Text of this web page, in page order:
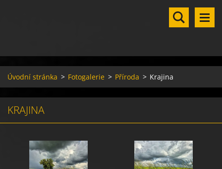
Úvodní stránka > Fotogalerie > Příroda > Krajina
KRAJINA